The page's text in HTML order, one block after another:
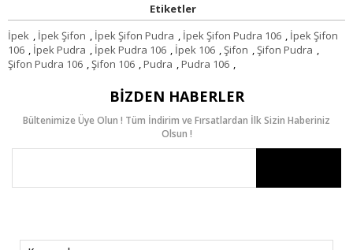
Etiketler
İpek , İpek Şifon , İpek Şifon Pudra , İpek Şifon Pudra 106 , İpek Şifon
106 , İpek Pudra , İpek Pudra 106 , İpek 106 ,Şifon ,Şifon Pudra ,
Şifon Pudra 106 ,Şifon 106 ,Pudra ,Pudra 106 ,
BIZDEN HABERLER
Bültenimize Üye Olun ! Tüm İndirim ve Fırsatlardan İlk Sizin Haberiniz
Olsun !